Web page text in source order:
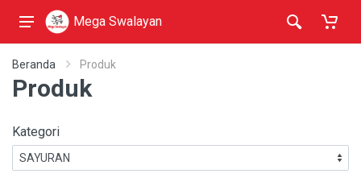
Mega Swalayan
Beranda Produk
Produk
Kategori